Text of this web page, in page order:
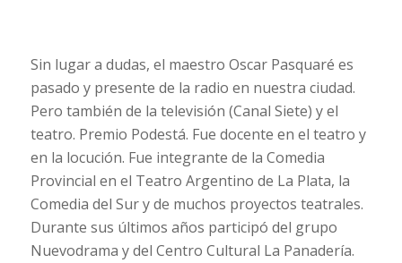
Sin lugar a dudas, el maestro Oscar Pasquaré es
pasado y presente de la radio en nuestra ciudad.
Pero también de la televisión (Canal Siete) y el
teatro. Premio Podestá. Fue docente en el teatro y
en la locución. Fue integrante de la Comedia
Provincial en el Teatro Argentino de La Plata, la
Comedia del Sur y de muchos proyectos teatrales.
Durante sus últimos años participó del grupo
Nuevodrama y del Centro Cultural La Panadería.